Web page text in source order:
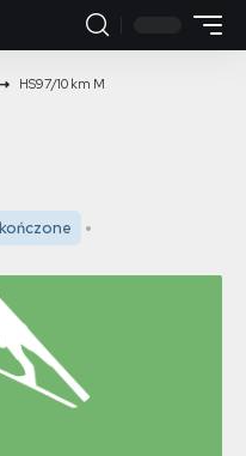
HS97/10 km M